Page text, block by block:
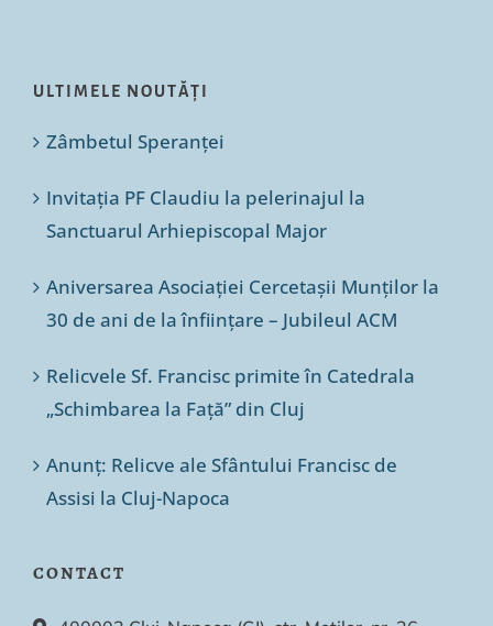
ULTIMELE NOUTĂȚI
Zâmbetul Speranței
Invitația PF Claudiu la pelerinajul la
Sanctuarul Arhiepiscopal Major
Aniversarea Asociației Cercetașii Munților la
30 de ani de la înființare – Jubileul ACM
Relicvele Sf. Francisc primite în Catedrala
„Schimbarea la Față” din Cluj
Anunț: Relicve ale Sfântului Francisc de
Assisi la Cluj-Napoca
CONTACT